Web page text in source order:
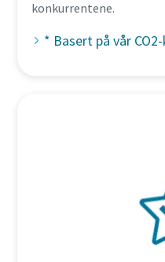
konkurrentene.
* Basert på vår